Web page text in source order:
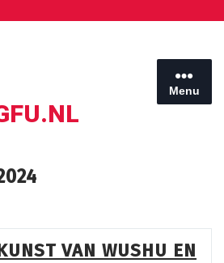
Menu
VAN WUSHU EN